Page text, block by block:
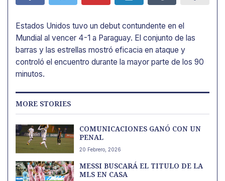
Estados Unidos tuvo un debut contundente en el
Mundial al vencer 4-1 a Paraguay. El conjunto de las
barras y las estrellas mostró eficacia en ataque y
controló el encuentro durante la mayor parte de los 90
minutos.
MORE STORIES
COMUNICACIONES GANÓ CON UN
PENAL
20 Febrero, 2026
MESSI BUSCARÁ EL TITULO DE LA
MLS EN CASA